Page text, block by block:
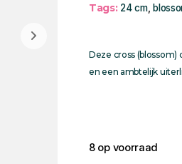
Tags: 24 cm,
Deze cross
en een ambtelijk
8 op voorraad